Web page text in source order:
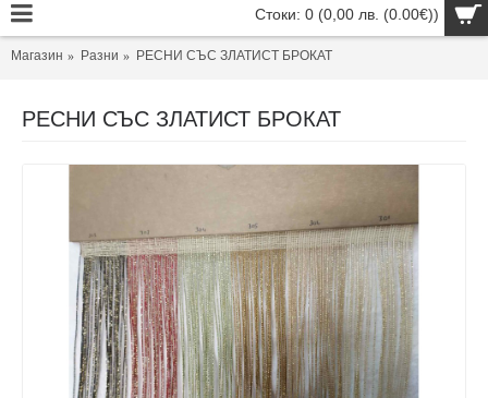
Стоки: 0 (0,00 лв. (0.00€))
Магазин Разни РЕСНИ СЪС ЗЛАТИСТ БРОКАТ
РЕСНИ СЪС ЗЛАТИСТ БРОКАТ